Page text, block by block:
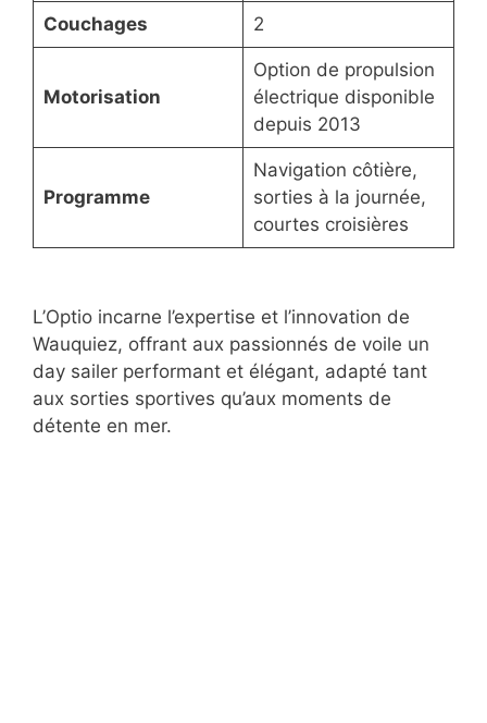
Couchages 2
Motorisation
Option de propulsion
électrique disponible
depuis 2013
Programme
Navigation côtière,
sorties à la journée,
courtes croisières
L’Optio incarne l’expertise et l’innovation de
Wauquiez, offrant aux passionnés de voile un
day sailer performant et élégant, adapté tant
aux sorties sportives qu’aux moments de
détente en mer.